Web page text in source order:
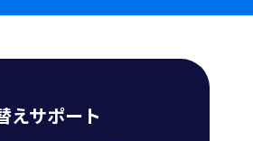
えサポート